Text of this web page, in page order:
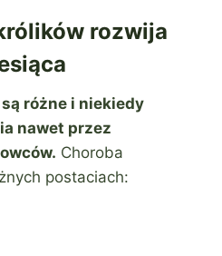
rozwija
różne i niekiedy
nawet przez
Choroba
postaciach: